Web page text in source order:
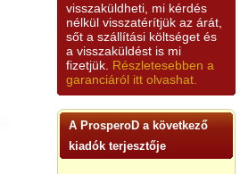
visszaküldheti, mi kérdés
nélkül visszatérítjük az árát,
sőt a szállítási költséget és
a visszaküldést is mi
fizetjük. Részletesebben a
garanciáról itt olvashat.
A ProsperoD a következő
kiadók terjesztője